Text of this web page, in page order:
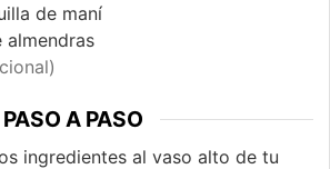
de maní
almendras
A PASO
ingredientes al vaso alto de tu